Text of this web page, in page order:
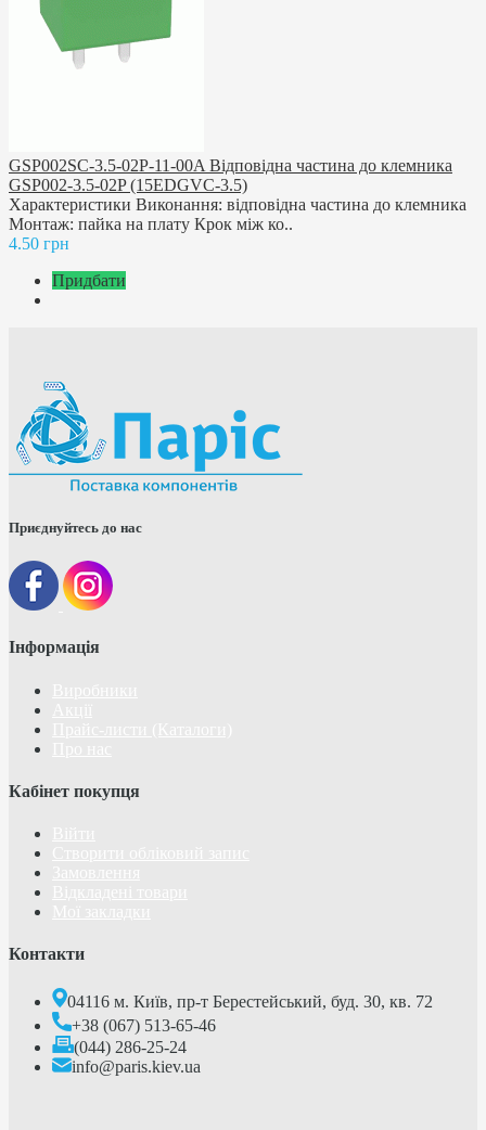
GSP002SC-3.5-02P-11-00A Відповідна частина до клемника
GSP002-3.5-02P (15EDGVC-3.5)
Характеристики Виконання: відповідна частина до клемника
Монтаж: пайка на плату Крок між ко..
4.50 грн
Придбати
Приєднуйтесь до нас
Інформація
Кабінет покупця
Контакти
04116 м. Київ, пр-т Берестейський, буд. 30, кв. 72
+38 (067) 513-65-46
(044) 286-25-24
info@paris.kiev.ua